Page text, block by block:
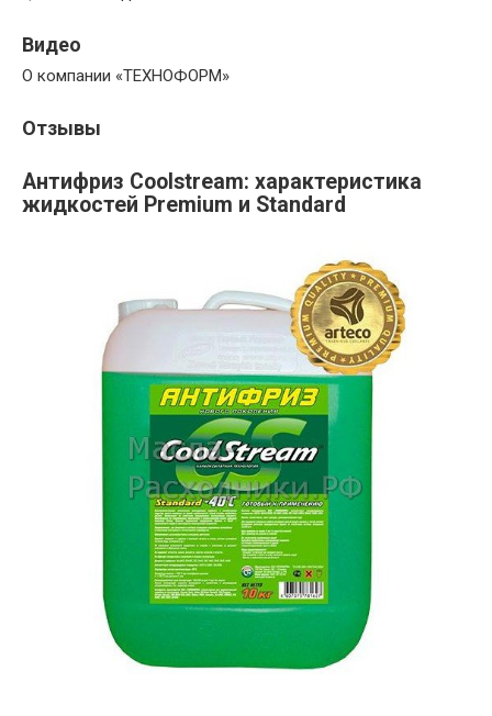
Видео
О компании «ТЕХНОФОРМ»
Отзывы
Антифриз Coolstream: характеристика
жидкостей Premium и Standard